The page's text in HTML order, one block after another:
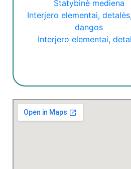
Tel.: +370 670 07821,
Statybinė mediena
Interjero elementai,
dangos
Interjero elementai,